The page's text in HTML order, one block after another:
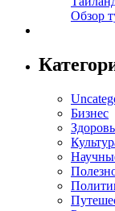
Обзор
Бизнес